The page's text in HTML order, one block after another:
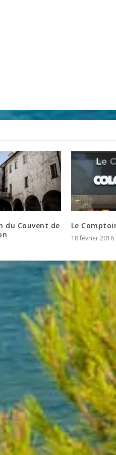
du Couvent de
Le
18 février 2016